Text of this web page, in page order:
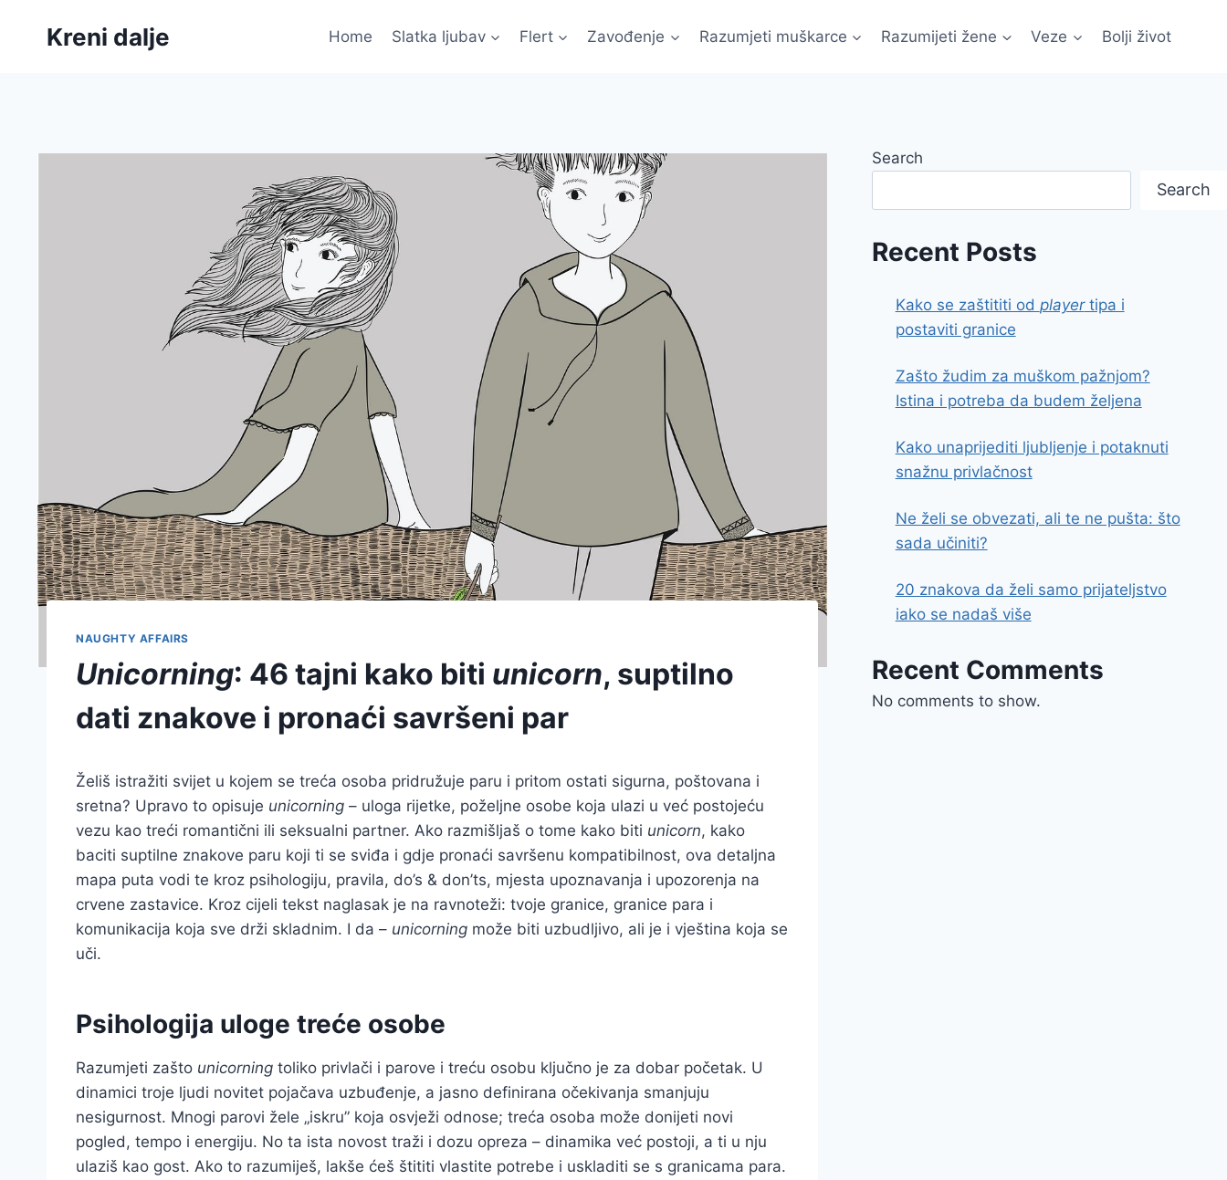
Kreni dalje Home Slatka ljubav Flert Zavođenje Razumjeti muškarce Razumijeti žene Veze Bolji život
NAUGHTY AFFAIRS
Unicorning: 46 tajni kako biti unicorn, suptilno
dati znakove i pronaći savršeni par
Želiš istražiti svijet u kojem se treća osoba pridružuje paru i pritom ostati sigurna, poštovana i
sretna? Upravo to opisuje unicorning – uloga rijetke, poželjne osobe koja ulazi u već postojeću
vezu kao treći romantični ili seksualni partner. Ako razmišljaš o tome kako biti unicorn, kako
baciti suptilne znakove paru koji ti se sviđa i gdje pronaći savršenu kompatibilnost, ova detaljna
mapa puta vodi te kroz psihologiju, pravila, do’s & don’ts, mjesta upoznavanja i upozorenja na
crvene zastavice. Kroz cijeli tekst naglasak je na ravnoteži: tvoje granice, granice para i
komunikacija koja sve drži skladnim. I da – unicorning može biti uzbudljivo, ali je i vještina koja se
uči.
Psihologija uloge treće osobe
Razumjeti zašto unicorning toliko privlači i parove i treću osobu ključno je za dobar početak. U
dinamici troje ljudi novitet pojačava uzbuđenje, a jasno definirana očekivanja smanjuju
nesigurnost. Mnogi parovi žele „iskru” koja osvježi odnose; treća osoba može donijeti novi
pogled, tempo i energiju. No ta ista novost traži i dozu opreza – dinamika već postoji, a ti u nju
ulaziš kao gost. Ako to razumiješ, lakše ćeš štititi vlastite potrebe i uskladiti se s granicama para.
Search
Search
Recent Posts
Kako se zaštititi od playertipa i
postaviti granice
Zašto žudim za muškom pažnjom?
Istina i potreba da budem željena
Kako unaprijediti ljubljenje i potaknuti
snažnu privlačnost
Ne želi se obvezati, ali te ne pušta: što
sada učiniti?
20 znakova da želi samo prijateljstvo
iako se nadaš više
Recent Comments
No comments to show.